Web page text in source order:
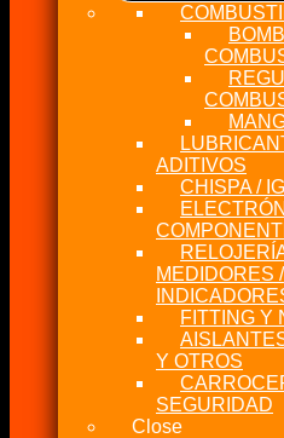
ADITIVOS
CHISPA /
MEDIDORES /
FITTING Y
Y OTROS
SEGURIDAD
Close